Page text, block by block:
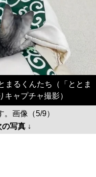
まるくんたち（「ととま
ャプチャ撮影）
画像（5/9）
写真 ↓